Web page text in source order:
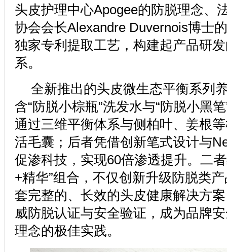
头皮护理中心Apogee的防脱理念、
协会会长Alexandre Duvernois博士
独家专利提取工艺，构建起产品研
系。
全新推出的头皮微生态平衡系列
含“防脱小棕瓶”洗发水与“防脱小黑
通过三维平衡体系与侧柏叶、姜根
活毛囊；后者凭借创新笔式设计与
促渗科技，实现60倍渗透提升。二
+精华”组合，不仅创新升级防脱类
套完整的、长效的头皮健康解决方
威防脱认证与安全验证，成为品牌
理念的极佳实践。